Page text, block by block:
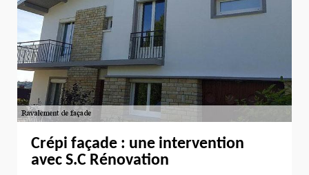
Crépi façade : une intervention
avec S.C Rénovation